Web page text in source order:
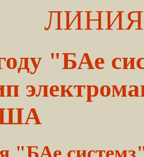
"БАе
"БАе